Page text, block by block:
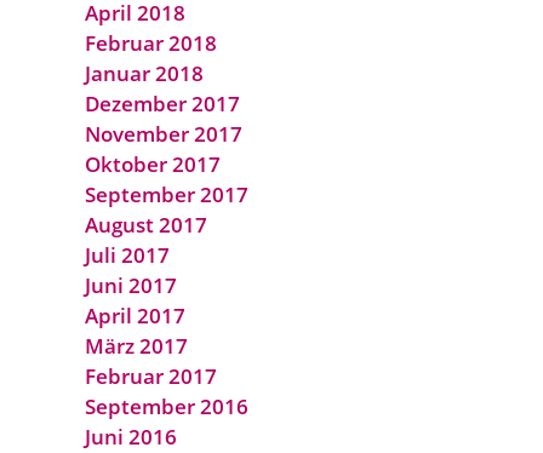
April 2018
Februar 2018
Januar 2018
Dezember 2017
November 2017
Oktober 2017
September 2017
August 2017
Juli 2017
Juni 2017
April 2017
März 2017
Februar 2017
September 2016
Juni 2016